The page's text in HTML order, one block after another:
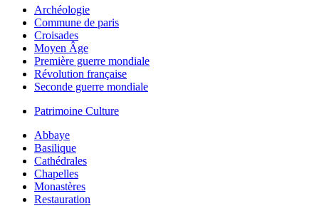
Archéologie
Commune de paris
Croisades
Moyen Âge
Première guerre mondiale
Révolution française
Seconde guerre mondiale
Patrimoine Culture
Abbaye
Basilique
Cathédrales
Chapelles
Monastères
Restauration